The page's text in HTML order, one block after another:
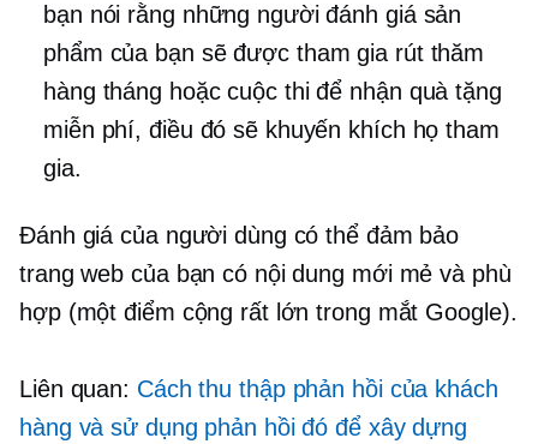
bạn nói rằng những người đánh giá sản
phẩm của bạn sẽ được tham gia rút thăm
hàng tháng hoặc cuộc thi để nhận quà tặng
miễn phí, điều đó sẽ khuyến khích họ tham
gia.
Đánh giá của người dùng có thể đảm bảo
trang web của bạn có nội dung mới mẻ và phù
hợp (một điểm cộng rất lớn trong mắt Google).
Liên quan: Cách thu thập phản hồi của khách
hàng và sử dụng phản hồi đó để xây dựng